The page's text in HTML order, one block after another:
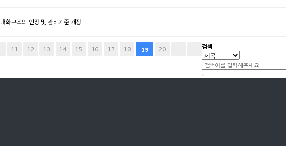
내화구조의 인정 및 관리기준 개정
11 12 13 14 15 16 17 18 19 20 검색